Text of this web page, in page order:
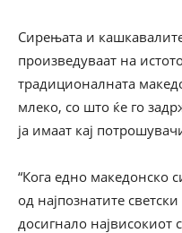
Сирењата и
произведуваат на
традиционалната
млеко, со што ќе го
ја имаат кај
“Кога едно македонско
од најпознатите
досигнало највисокиот